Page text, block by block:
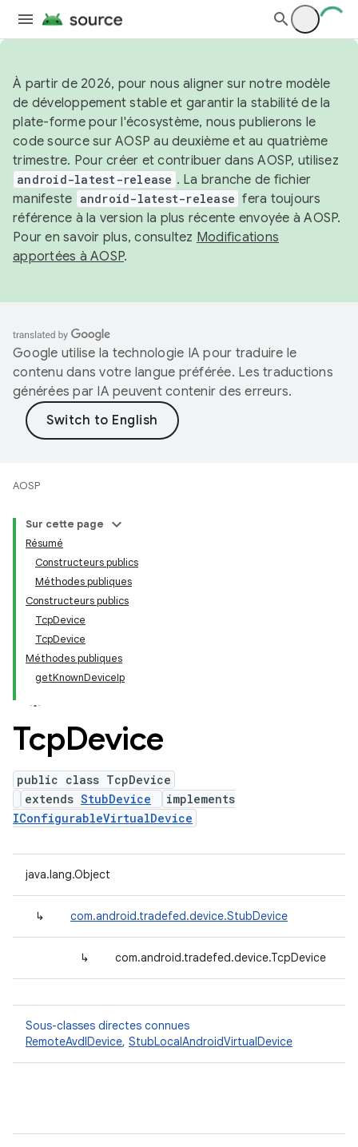
À partir de 2026, pour nous aligner sur notre modèle
de développement stable et garantir la stabilité de la
plate-forme pour l'écosystème, nous publierons le
code source sur AOSP au deuxième et au quatrième
trimestre. Pour créer et contribuer dans AOSP, utilisez
android-latest-release . La branche de fichier
manifeste android-latest-release fera toujours
référence à la version la plus récente envoyée à AOSP.
Pour en savoir plus, consultez Modifications
apportées à AOSP.
Google utilise la technologie IA pour traduire le
contenu dans votre langue préférée. Les traductions
générées par IA peuvent contenir des erreurs.
AOSP
Sur cette page
Résumé
Constructeurs publics
Méthodes publiques
Constructeurs publics
TcpDevice
TcpDevice
Méthodes publiques
getKnownDeviceIp
TcpDevice
public class TcpDevice
extends StubDevice
implements
IConfigurableVirtualDevice
java.lang.Object
↳ com.android.tradefed.device.StubDevice
↳ com.android.tradefed.device.TcpDevice
Sous-classes directes connues
RemoteAvdIDevice, StubLocalAndroidVirtualDevice